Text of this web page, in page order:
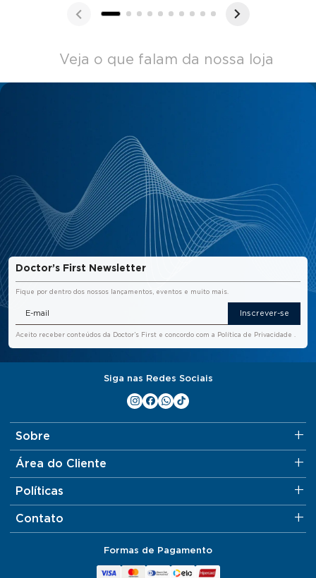
Veja o que falam da nossa loja
Doctor’s First Newsletter
Fique por dentro dos nossos lançamentos, eventos e muito mais.
Inscrever-se
Aceito receber conteúdos da Doctor’s First e concordo com a Política de Privacidade
Siga nas Redes Sociais
Sobre
Área do Cliente
Políticas
Contato
Formas de Pagamento